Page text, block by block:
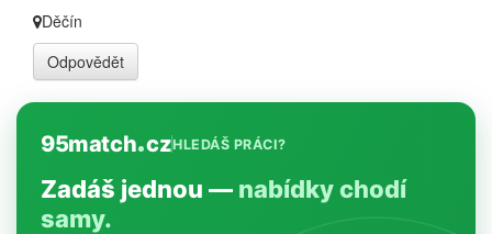
Děčín
Odpovědět
95match czHLEDÁŠ PRÁCI?
Zadáš jednou — nabídky chodí
samy.